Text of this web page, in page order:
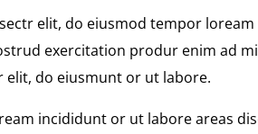
elit, do eiusmod tempor
exercitation produr enim ad
elit, do eiusmunt or ut labore.
incididunt or ut labore areas